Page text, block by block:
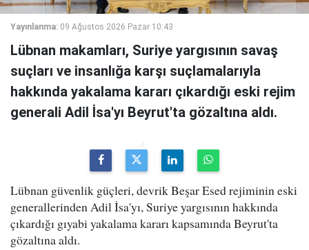
Yayınlanma: 09 Ağustos 2026 Pazar 10:43
Lübnan makamları, Suriye yargısının savaş
suçları ve insanlığa karşı suçlamalarıyla
hakkında yakalama kararı çıkardığı eski rejim
generali Adil İsa'yı Beyrut'ta gözaltına aldı.
Lübnan güvenlik güçleri, devrik Beşar Esed rejiminin eski
generallerinden Adil İsa'yı, Suriye yargısının hakkında
çıkardığı gıyabi yakalama kararı kapsamında Beyrut'ta
gözaltına aldı.